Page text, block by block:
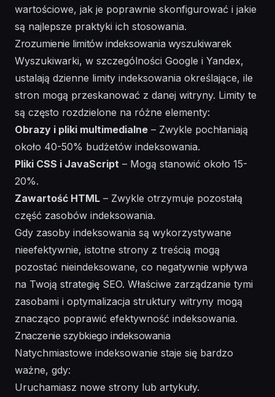
wartościowe, jak je poprawnie skonfigurować i jakie
są najlepsze praktyki ich stosowania.
Zrozumienie limitów indeksowania wyszukiwarek
Wyszukiwarki, w szczególności Google i Yandex,
ustalają dzienne limity indeksowania określające, ile
stron mogą przeskanować z danej witryny. Limity te
są często rozdzielone na różne elementy:
Obrazy i pliki multimedialne – Zwykle pochłaniają
około 40-50% budżetów indeksowania.
Pliki CSS i JavaScript – Mogą stanowić około 15-
20%.
Zawartość HTML – Zwykle otrzymuje pozostałą
część zasobów indeksowania.
Gdy zasoby indeksowania są wykorzystywane
nieefektywnie, istotne strony z treścią mogą
pozostać nieindeksowane, co negatywnie wpływa
na Twoją strategię SEO. Właściwe zarządzanie tymi
zasobami i optymalizacja struktury witryny mogą
znacząco poprawić efektywność indeksowania.
Znaczenie szybkiego indeksowania
Natychmiastowe indeksowanie staje się bardzo
ważne, gdy:
Uruchamiasz nowe strony lub artykuły.